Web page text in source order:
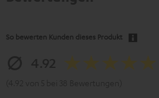
So bewerten Kunden dieses Produkt